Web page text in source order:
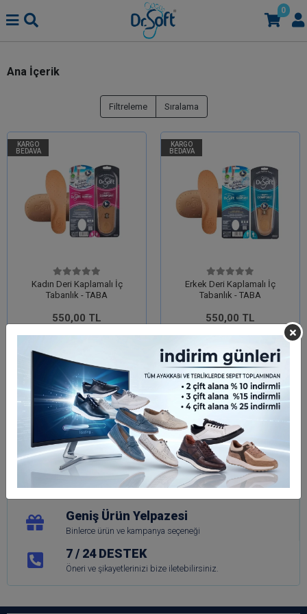
0
Ana İçerik
Filtreleme Sıralama
KARGO
BEDAVA
Kadın Deri Kaplamalı İç
Tabanlık - TABA
550,00 TL
KARGO
BEDAVA
Erkek Deri Kaplamalı İç
Tabanlık - TABA
550,00 TL
Hızlı Teslimat
Siparişleriniz en kısa sürede elinize ulaşır.
Güvenli Alışveriş
Geniş Ürün Yelpazesi
Binlerce ürün ve kampanya seçeneği
7 / 24 DESTEK
Öneri ve şikayetlerinizi bize iletebilirsiniz.